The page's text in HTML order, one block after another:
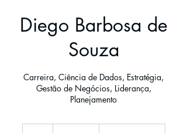
Diego Barbosa de
Souza
Carreira, Ciência de Dados, Estratégia,
Gestão de Negócios, Liderança,
Planejamento